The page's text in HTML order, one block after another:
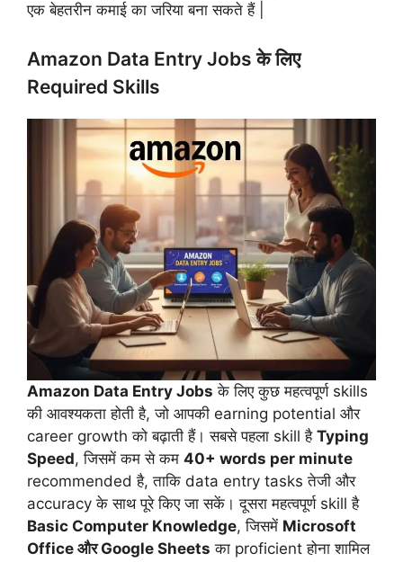
एक बेहतरीन कमाई का जरिया बना सकते हैं |
Amazon Data Entry Jobs के लिए
Required Skills
Amazon Data Entry Jobs के लिए कुछ महत्वपूर्ण skills
की आवश्यकता होती है, जो आपकी earning potential और
career growth को बढ़ाती हैं। सबसे पहला skill है Typing
Speed, जिसमें कम से कम 40+ words per minute
recommended है, ताकि data entry tasks तेजी और
accuracy के साथ पूरे किए जा सकें। दूसरा महत्वपूर्ण skill है
Basic Computer Knowledge, जिसमें Microsoft
Office और Google Sheets का proficient होना शामिल